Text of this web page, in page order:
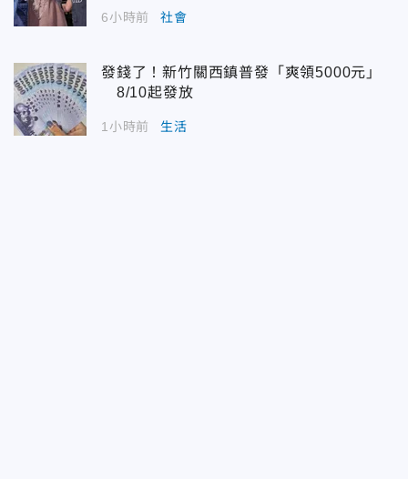
6小時前 社會
發錢了！新竹關西鎮普發「爽領5000元」
8/10起發放
1小時前 生活